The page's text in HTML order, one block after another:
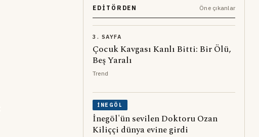
EDITÖRDEN Öne çıkanlar
3. SAYFA
Çocuk Kavgası Kanlı Bitti: Bir Ölü,
Beş Yaralı
Trend
İNEGÖL
İnegöl'ün sevilen Doktoru Ozan
Kiliççi dünya evine girdi